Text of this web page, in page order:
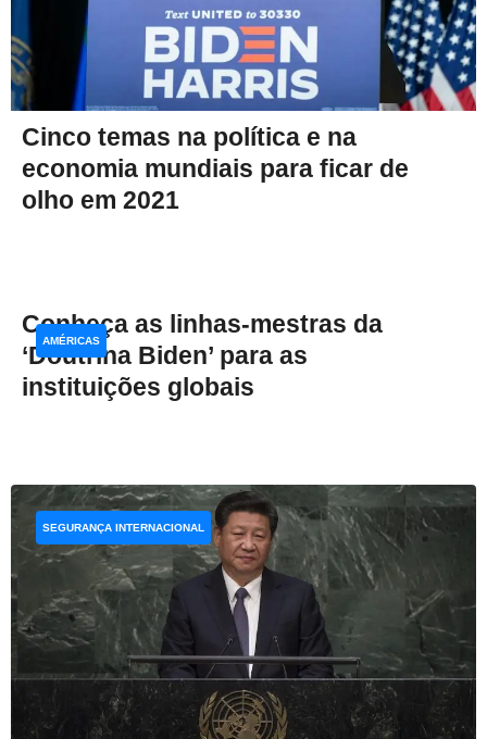
Cinco temas na política e na
economia mundiais para ficar de
olho em 2021
Conheça as linhas-mestras da
‘Doutrina Biden’ para as
instituições globais
AMÉRICAS
SEGURANÇA INTERNACIONAL